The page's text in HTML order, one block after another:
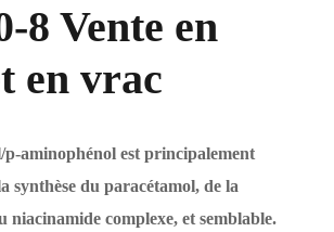
8 Vente en
en vrac
p-aminophénol est principalement
synthèse du paracétamol, de la
niacinamide complexe, et semblable.